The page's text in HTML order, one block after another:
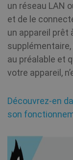
un réseau LAN
et de le
un appareil prêt
supplémentaire,
au préalable et
votre appareil,
Découvrez-en
son